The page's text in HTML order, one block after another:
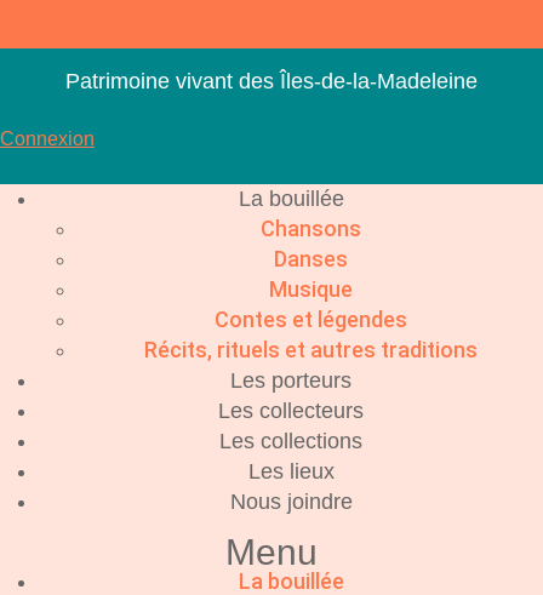
contenu
Patrimoine vivant des Îles-de-la-Madeleine
Connexion
La bouillée
Chansons
Danses
Musique
Contes et légendes
Récits, rituels et autres traditions
Les porteurs
Les collecteurs
Les collections
Les lieux
Nous joindre
Menu
La bouillée